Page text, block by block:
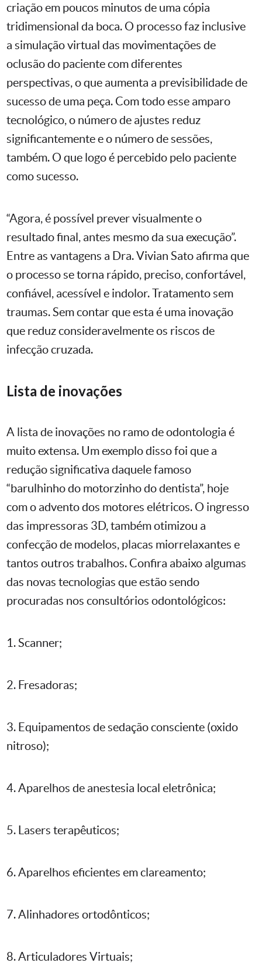
criação em poucos minutos de uma cópia
tridimensional da boca. O processo faz inclusive
a simulação virtual das movimentações de
oclusão do paciente com diferentes
perspectivas, o que aumenta a previsibilidade de
sucesso de uma peça. Com todo esse amparo
tecnológico, o número de ajustes reduz
significantemente e o número de sessões,
também. O que logo é percebido pelo paciente
como sucesso.
“Agora, é possível prever visualmente o
resultado final, antes mesmo da sua execução”.
Entre as vantagens a Dra. Vivian Sato afirma que
o processo se torna rápido, preciso, confortável,
confiável, acessível e indolor. Tratamento sem
traumas. Sem contar que esta é uma inovação
que reduz consideravelmente os riscos de
infecção cruzada.
Lista de inovações
A lista de inovações no ramo de odontologia é
muito extensa. Um exemplo disso foi que a
redução significativa daquele famoso
“barulhinho do motorzinho do dentista”, hoje
com o advento dos motores elétricos. O ingresso
das impressoras 3D, também otimizou a
confecção de modelos, placas miorrelaxantes e
tantos outros trabalhos. Confira abaixo algumas
das novas tecnologias que estão sendo
procuradas nos consultórios odontológicos:
1. Scanner;
2. Fresadoras;
3. Equipamentos de sedação consciente (oxido
nitroso);
4. Aparelhos de anestesia local eletrônica;
5. Lasers terapêuticos;
6. Aparelhos eficientes em clareamento;
7. Alinhadores ortodônticos;
8. Articuladores Virtuais;